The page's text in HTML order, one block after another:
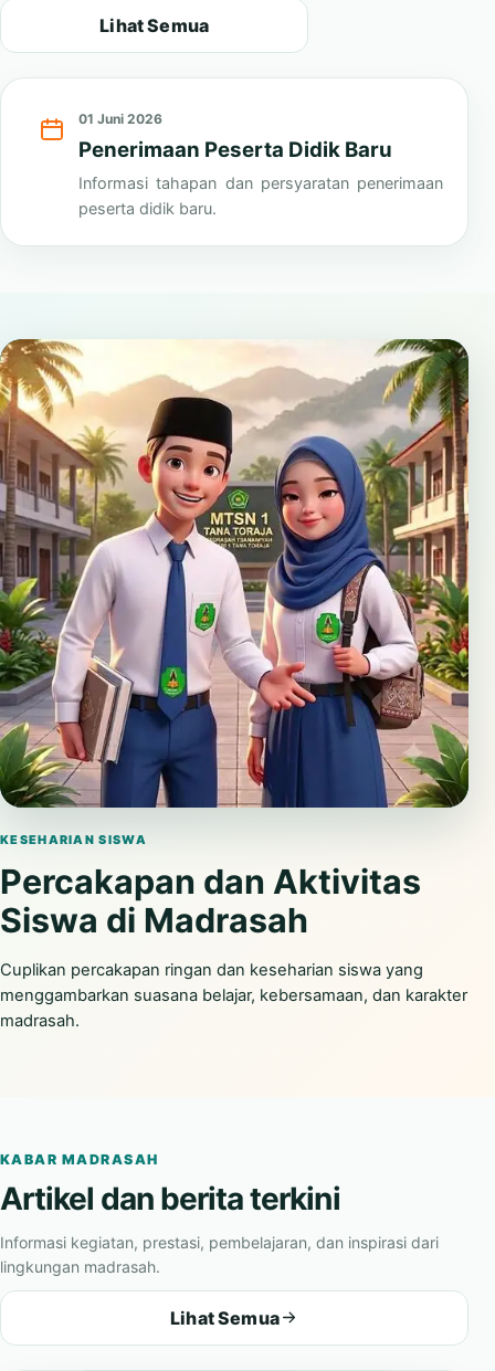
Lihat Semua
01 Juni 2026
Penerimaan Peserta Didik Baru
Informasi tahapan dan persyaratan penerimaan
peserta didik baru.
KESEHARIAN SISWA
Percakapan dan Aktivitas
Siswa di Madrasah
Cuplikan percakapan ringan dan keseharian siswa yang
menggambarkan suasana belajar, kebersamaan, dan karakter
madrasah.
Putar video
KABAR MADRASAH
Artikel dan berita terkini
Informasi kegiatan, prestasi, pembelajaran, dan inspirasi dari
lingkungan madrasah.
Lihat Semua